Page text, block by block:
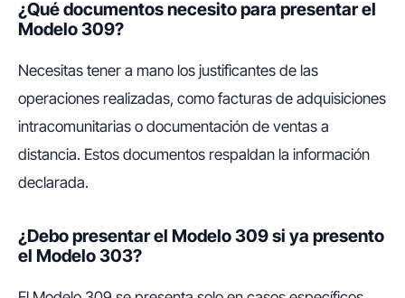
¿Qué documentos necesito para presentar el
Modelo 309?
Necesitas tener a mano los justificantes de las
operaciones realizadas, como facturas de adquisiciones
intracomunitarias o documentación de ventas a
distancia. Estos documentos respaldan la información
declarada.
¿Debo presentar el Modelo 309 si ya presento
el Modelo 303?